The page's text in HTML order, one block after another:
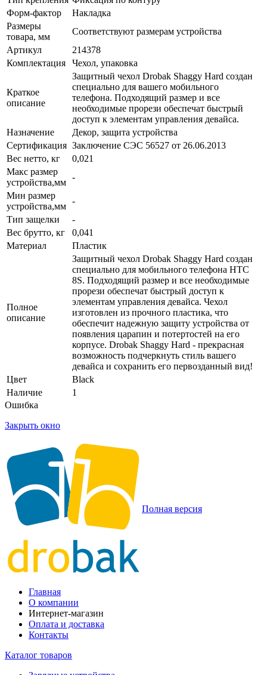
Форм-фактор
Накладка
Размеры
товара, мм
Соответствуют размерам устройства
Артикул
214378
Комплектация
Чехол, упаковка
Краткое
описание
Защитный чехол Drobak Shaggy Hard создан
специально для вашего мобильного
телефона. Подходящий размер и все
необходимые прорези обеспечат быстрый
доступ к элементам управления девайса.
Назначение
Декор, защита устройства
Сертификация Заключение СЭС 56527 от 26.06.2013
Вес нетто, кг
0,021
Макс размер
устройства,мм
-
Мин размер
устройства,мм
-
Тип защелки
-
Вес брутто, кг
0,041
Материал
Пластик
Полное
описание
Защитный чехол Drobak Shaggy Hard создан
специально для мобильного телефона HTC
8S. Подходящий размер и все необходимые
прорези обеспечат быстрый доступ к
элементам управления девайса. Чехол
изготовлен из прочного пластика, что
обеспечит надежную защиту устройства от
появления царапин и потертостей на его
корпусе. Drobak Shaggy Hard - прекрасная
возможность подчеркнуть стиль вашего
девайса и сохранить его первозданный вид!
Цвет
Black
Наличие
1
Ошибка
Закрыть окно
Полная версия
Главная
О компании
Интернет-магазин
Оплата и доставка
Контакты
Каталог товаров